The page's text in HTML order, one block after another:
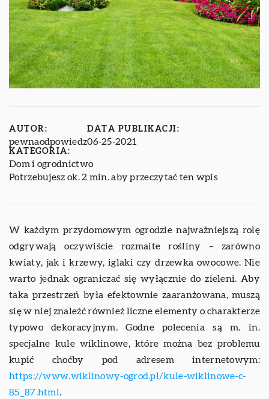
AUTOR:
pewnaodpowiedz
DATA PUBLIKACJI:
06-25-2021
KATEGORIA:
Dom i ogrodnictwo
Potrzebujesz ok. 2 min. aby przeczytać ten wpis
W każdym przydomowym ogrodzie najważniejszą rolę
odgrywają oczywiście rozmaite rośliny – zarówno
kwiaty, jak i krzewy, iglaki czy drzewka owocowe. Nie
warto jednak ograniczać się wyłącznie do zieleni. Aby
taka przestrzeń była efektownie zaaranżowana, muszą
się w niej znaleźć również liczne elementy o charakterze
typowo dekoracyjnym. Godne polecenia są m. in.
specjalne kule wiklinowe, które można bez problemu
kupić choćby pod adresem internetowym:
https://www.wiklinowy-ogrod.pl/kule-wiklinowe-c-
85_87.html.